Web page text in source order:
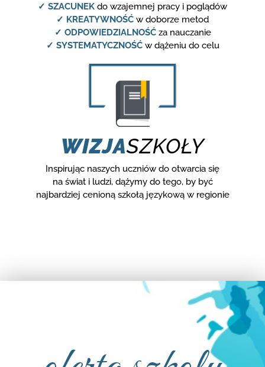
✓ SZACUNEK do wzajemnej pracy i poglądów
✓ KREATYWNOŚĆ w doborze metod
✓ ODPOWIEDZIALNOŚĆza nauczanie
✓ SYSTEMATYCZNOŚĆw dążeniu do celu
WIZJASZKOŁY
Inspirując naszych uczniów do otwarcia się
na świat i ludzi, dążymy do tego, by być
najbardziej cenioną szkołą językową w regionie